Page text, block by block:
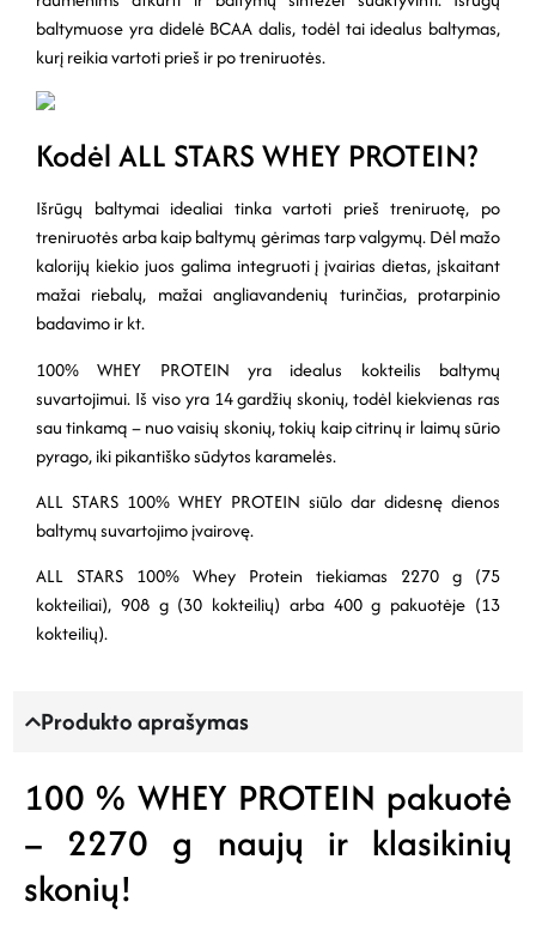
baltymuose yra didelė BCAA dalis, todėl tai idealus baltymas,
kurį reikia vartoti prieš ir po treniruotės.
Kodėl ALL STARS WHEY PROTEIN?
Išrūgų baltymai idealiai tinka vartoti prieš treniruotę, po
treniruotės arba kaip baltymų gėrimas tarp valgymų. Dėl mažo
kalorijų kiekio juos galima integruoti į įvairias dietas, įskaitant
mažai riebalų, mažai angliavandenių turinčias, protarpinio
badavimo ir kt.
100% WHEY PROTEIN yra idealus kokteilis baltymų
suvartojimui. Iš viso yra 14 gardžių skonių, todėl kiekvienas ras
sau tinkamą – nuo ​​vaisių skonių, tokių kaip citrinų ir laimų sūrio
pyrago, iki pikantiško sūdytos karamelės.
ALL STARS 100% WHEY PROTEIN siūlo dar didesnę dienos
baltymų suvartojimo įvairovę.
ALL STARS 100% Whey Protein tiekiamas 2270 g (75
kokteiliai), 908 g (30 kokteilių) arba 400 g pakuotėje (13
kokteilių).
Produkto aprašymas
100 % WHEY PROTEIN pakuotė
– 2270 g naujų ir klasikinių
skonių!